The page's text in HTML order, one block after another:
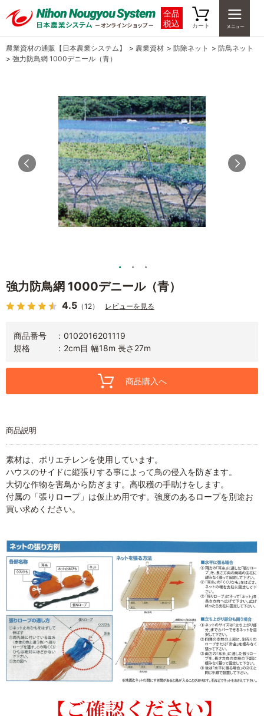
全品
税込
カート
農業資材の通販【日本農業システム】 > 農業資材 > 防除ネット > 防鳥ネット
> 強力防鳥網 1000デニール（青）
強力防鳥網 1000デニール（青）
4.5 （12） レビューを見る
商品番号
0102016201119
規格
2cm目 幅18m 長さ27m
商品購入へ
商品説明
素材は、ポリエチレンを使用しています。
ハウスのサイドに縦張りする事によって鳥の侵入を防ぎます。
大切な作物を害鳥から防ぎます。高収穫の手助けをします。
付属の「張りロープ」は仮止め用です。強度のあるロープを別途お
買い求めください。